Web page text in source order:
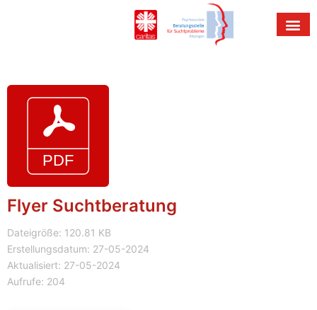
Flyer Suchtberatung
Dateigröße: 120.81 KB
Erstellungsdatum: 27-05-2024
Aktualisiert: 27-05-2024
Aufrufe: 204